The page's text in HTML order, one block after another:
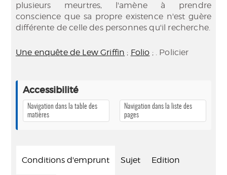
plusieurs meurtres, l'amène à prendre
conscience que sa propre existence n'est guère
différente de celle des personnes qu'il recherche.
Une enquête de Lew Griffin ; Folio ; . Policier
Accessibilité
Navigation dans la table des
matières
Navigation dans la liste des
pages
Conditions d'emprunt Sujet Edition